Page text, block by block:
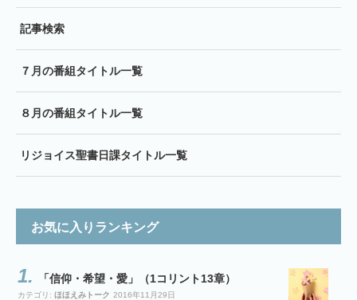
記事検索
７月の番組タイトル一覧
８月の番組タイトル一覧
リジョイス聖書日課タイトル一覧
お気に入りランキング
「信仰・希望・愛」（1コリント13章）
カテゴリ: ほほえみトーク 2016年11月29日